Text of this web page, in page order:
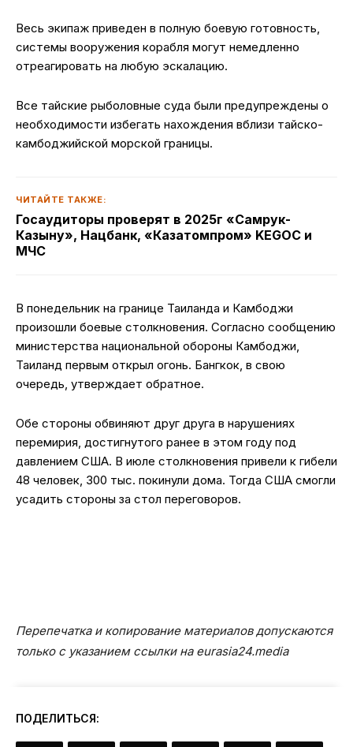
Весь экипаж приведен в полную боевую готовность,
системы вооружения корабля могут немедленно
отреагировать на любую эскалацию.
Все тайские рыболовные суда были предупреждены о
необходимости избегать нахождения вблизи тайско-
камбоджийской морской границы.
ЧИТАЙТЕ ТАКЖЕ:
Госаудиторы проверят в 2025г «Самрук-
Казыну», Нацбанк, «Казатомпром» KEGOC и
МЧС
В понедельник на границе Таиланда и Камбоджи
произошли боевые столкновения. Согласно сообщению
министерства национальной обороны Камбоджи,
Таиланд первым открыл огонь. Бангкок, в свою
очередь, утверждает обратное.
Обе стороны обвиняют друг друга в нарушениях
перемирия, достигнутого ранее в этом году под
давлением США. В июле столкновения привели к гибели
48 человек, 300 тыс. покинули дома. Тогда США смогли
усадить стороны за стол переговоров.
Перепечатка и копирование материалов допускаются
только с указанием ссылки на eurasia24.media
ПОДЕЛИТЬСЯ: